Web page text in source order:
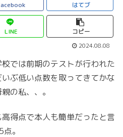
はてブ
LINE コピー
2024.08.08
では前期のテストが行われた
ぶ低い点数を取ってきてかな
の私、、。
得点で本人も簡単だったと言
。